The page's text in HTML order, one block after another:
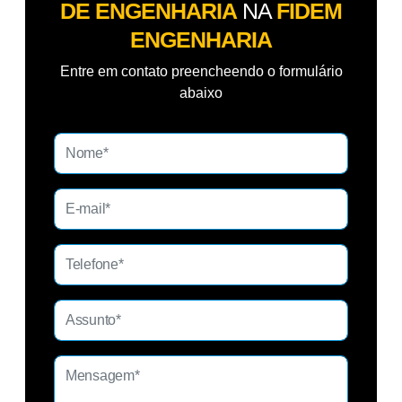
DE ENGENHARIA NA FIDEM
ENGENHARIA
Entre em contato preencheendo o formulário
abaixo
s
p